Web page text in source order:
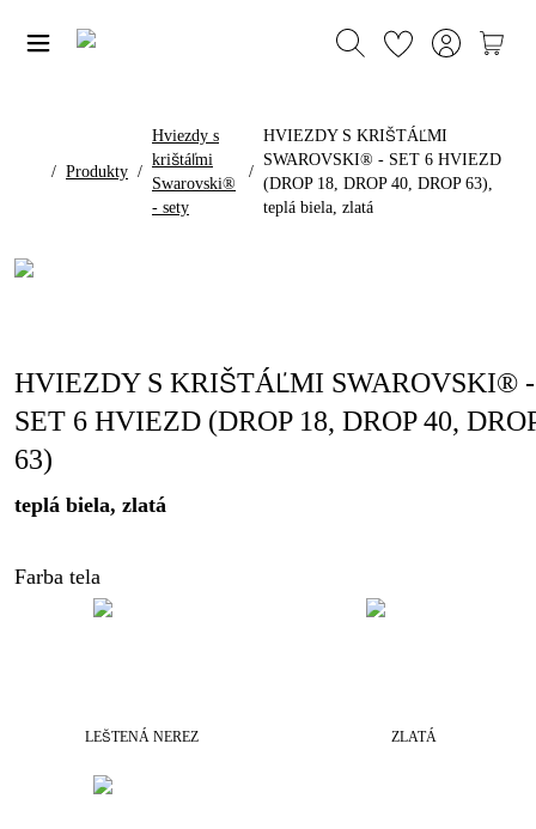
/ Produkty /
Hviezdy s
krištáľmi
Swarovski®
- sety
/
HVIEZDY S KRIŠTÁĽMI
SWAROVSKI® - SET 6 HVIEZD
(DROP 18, DROP 40, DROP 63),
teplá biela, zlatá
HVIEZDY S KRIŠTÁĽMI SWAROVSKI® -
SET 6 HVIEZD (DROP 18, DROP 40,
63)
teplá biela, zlatá
Farba tela
LEŠTENÁ NEREZ ZLATÁ